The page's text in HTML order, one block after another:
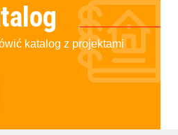
katalog z projektami